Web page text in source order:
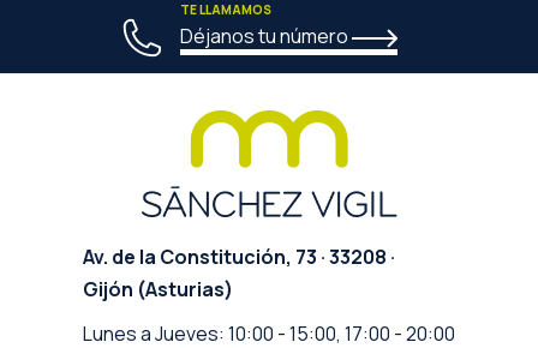
TE LLAMAMOS
Déjanos tu número
Av. de la Constitución, 73 · 33208 ·
Gijón (Asturias)
Lunes a Jueves: 10:00 - 15:00, 17:00 - 20:00